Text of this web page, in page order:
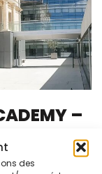
des
–